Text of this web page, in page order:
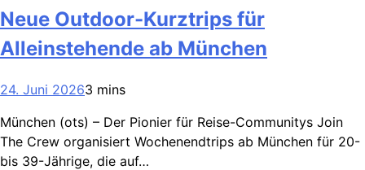
Neue Outdoor-Kurztrips für
Alleinstehende ab München
24. Juni 20263 mins
München (ots) – Der Pionier für Reise-Communitys Join
The Crew organisiert Wochenendtrips ab München für 20-
bis 39-Jährige, die auf…